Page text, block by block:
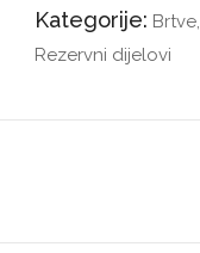
Kategorije:
Rezervni dijelovi